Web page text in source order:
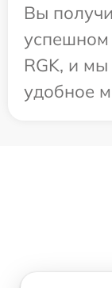
Вы
успешном
RGK, и
удобное